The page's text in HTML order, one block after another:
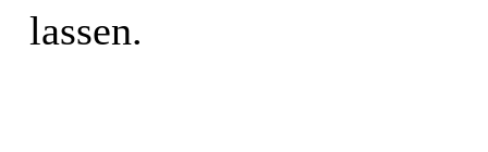
lassen.